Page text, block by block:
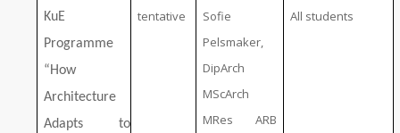
KuE
Programme
“How
Architecture
Adapts to
tentative
Sofie
Pelsmaker,
DipArch
MScArch
MRes ARB
All students